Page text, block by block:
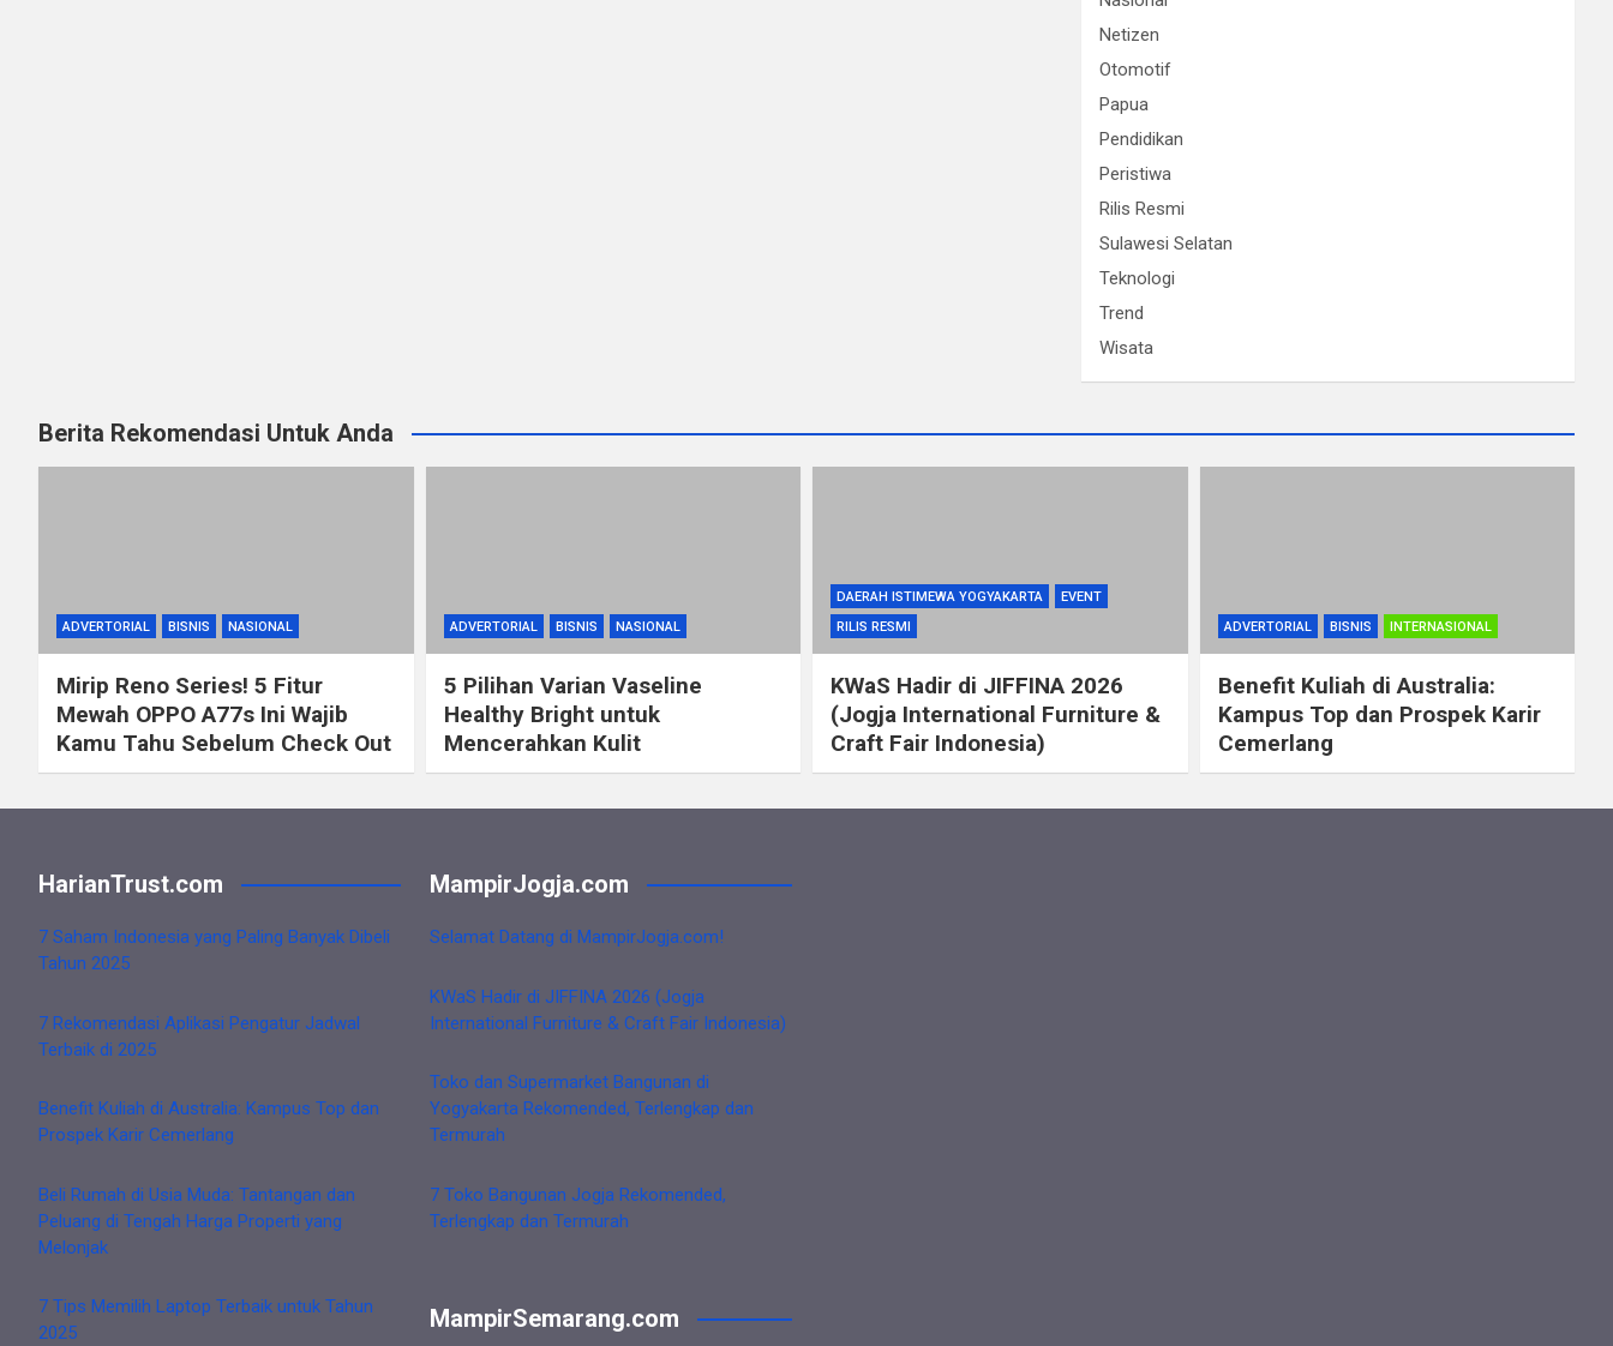
Netizen
Otomotif
Papua
Pendidikan
Peristiwa
Rilis Resmi
Sulawesi Selatan
Teknologi
Trend
Wisata
Berita Rekomendasi Untuk Anda
ADVERTORIAL BISNIS NASIONAL
Mirip Reno Series! 5 Fitur
Mewah OPPO A77s Ini Wajib
Kamu Tahu Sebelum Check Out
ADVERTORIAL BISNIS NASIONAL
5 Pilihan Varian Vaseline
Healthy Bright untuk
Mencerahkan Kulit
DAERAH ISTIMEWA YOGYAKARTA
EVENT
RILIS RESMI
KWaS Hadir di JIFFINA 2026
(Jogja International Furniture &
Craft Fair Indonesia)
ADVERTORIAL BISNIS INTERNASIONAL
Benefit Kuliah di Australia:
Kampus Top dan Prospek Karir
Cemerlang
HarianTrust.com
7 Saham Indonesia yang Paling Banyak Dibeli
Tahun 2025
7 Rekomendasi Aplikasi Pengatur Jadwal
Terbaik di 2025
Benefit Kuliah di Australia: Kampus Top dan
Prospek Karir Cemerlang
Beli Rumah di Usia Muda: Tantangan dan
Peluang di Tengah Harga Properti yang
Melonjak
7 Tips Memilih Laptop Terbaik untuk Tahun
2025
MampirJogja.com
Selamat Datang di MampirJogja.com!
KWaS Hadir di JIFFINA 2026 (Jogja
International Furniture & Craft Fair Indonesia)
Toko dan Supermarket Bangunan di
Yogyakarta Rekomended, Terlengkap dan
Termurah
7 Toko Bangunan Jogja Rekomended,
Terlengkap dan Termurah
MampirSemarang.com